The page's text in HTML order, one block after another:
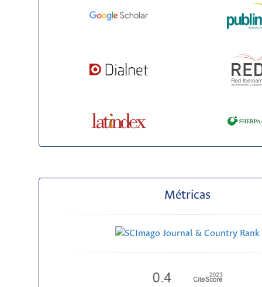
Métricas